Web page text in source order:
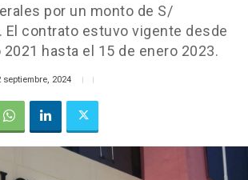
por un monto de S/
El contrato estuvo vigente desde
hasta el 15 de enero 2023.
septiembre, 2024